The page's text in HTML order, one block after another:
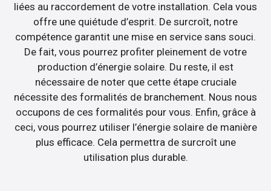
liées au raccordement de votre installation. Cela vous
offre une quiétude d’esprit. De surcroît, notre
compétence garantit une mise en service sans souci.
De fait, vous pourrez profiter pleinement de votre
production d’énergie solaire. Du reste, il est
nécessaire de noter que cette étape cruciale
nécessite des formalités de branchement. Nous nous
occupons de ces formalités pour vous. Enfin, grâce à
ceci, vous pourrez utiliser l’énergie solaire de manière
plus efficace. Cela permettra de surcroît une
utilisation plus durable.